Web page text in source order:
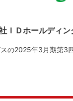
ＩＤホールディン
の2025年3月期第3